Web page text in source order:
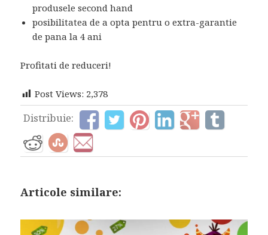
produsele second hand
posibilitatea de a opta pentru o extra-garantie
de pana la 4 ani
Profitati de reduceri!
Post Views: 2,378
Distribuie:
Articole similare: